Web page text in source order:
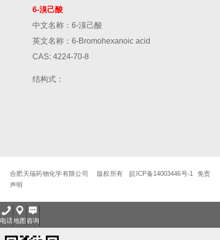
Tanimilast及中间体
药用辅料及中间体
8-氨基辛酸 8-溴辛酸甲酯
玻尿酸
6-溴己酸
中文名称：6-溴己酸
英文名称：6-Bromohexanoic acid
CAS: 4224-70-8
结构式：
合肥天瑞药物化学有限公司 版权所有皖ICP备14003446号-1
免责
声明
电话地图 咨询